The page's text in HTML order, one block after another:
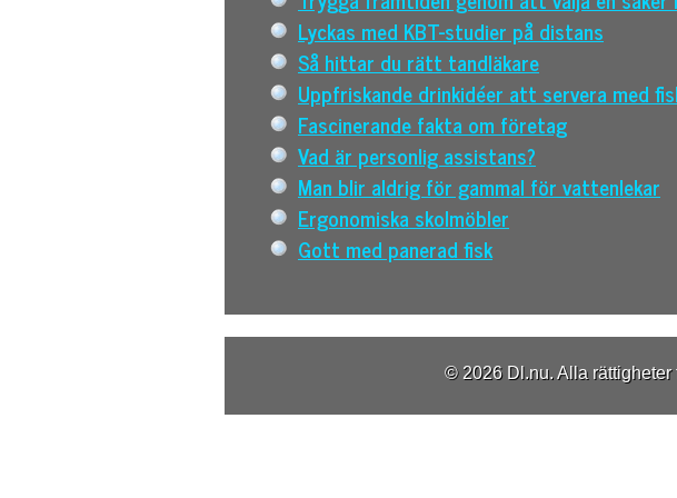
Lyckas med KBT-studier på distans
Så hittar du rätt tandläkare
Uppfriskande drinkidéer att servera med
Fascinerande fakta om företag
Vad är personlig assistans?
Man blir aldrig för gammal för vattenlekar
Ergonomiska skolmöbler
Gott med panerad fisk
© 2026 Dl.nu. Alla rättigheter